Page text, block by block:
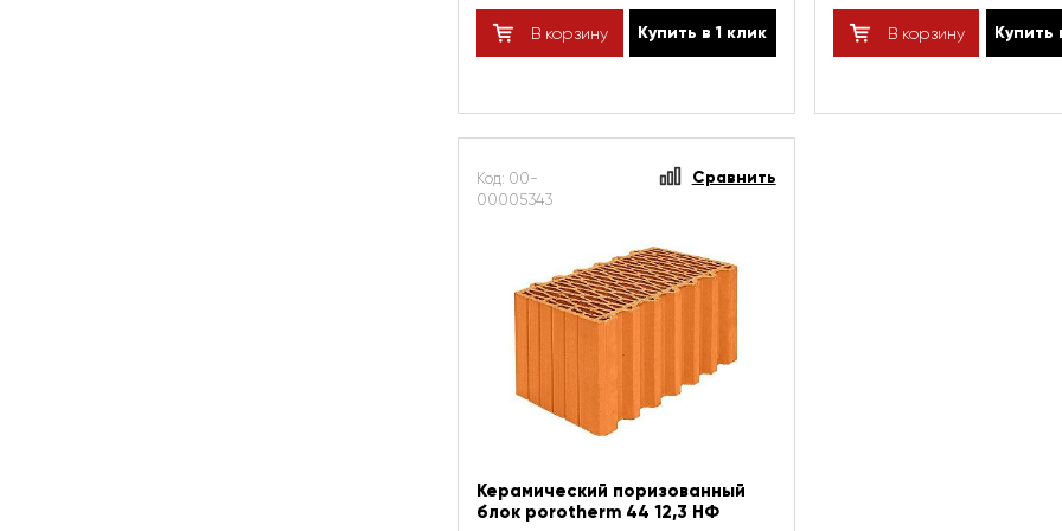
В корзину Купить в 1 клик В корзину Купить
Код: 00-
00005343
Сравнить
Керамический поризованный
блок porotherm 44 12,3 НФ